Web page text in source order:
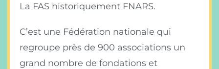
La FAS historiquement FNARS.
C’est une Fédération nationale qui
regroupe près de 900 associations un
grand nombre de fondations et